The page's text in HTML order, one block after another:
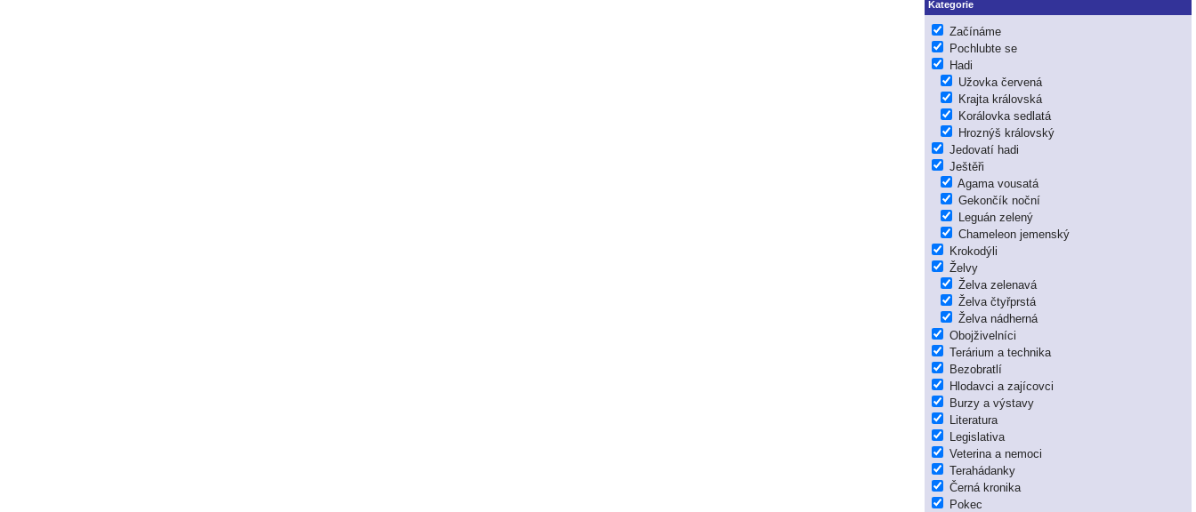
Kategorie
Začínáme
Pochlubte se
Hadi
Užovka červená
Krajta královská
Korálovka sedlatá
Hroznýš královský
Jedovatí hadi
Ještěři
Agama vousatá
Gekončík noční
Leguán zelený
Chameleon jemenský
Krokodýli
Želvy
Želva zelenavá
Želva čtyřprstá
Želva nádherná
Obojživelníci
Terárium a technika
Bezobratlí
Hlodavci a zajícovci
Burzy a výstavy
Literatura
Legislativa
Veterina a nemoci
Terahádanky
Černá kronika
Pokec